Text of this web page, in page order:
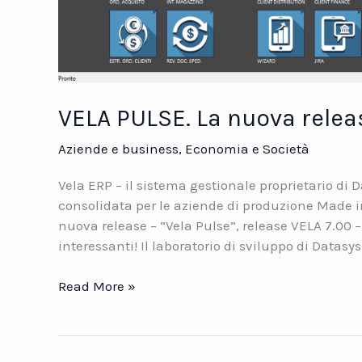
VELA PULSE. La nuova
Aziende e business, Economia e Società
Vela ERP – il sistema gestionale proprietario di
consolidata per le aziende di produzione
nuova release – “Vela Pulse”, release VELA
interessanti! Il laboratorio di sviluppo di Datasys
VELA
Read More »